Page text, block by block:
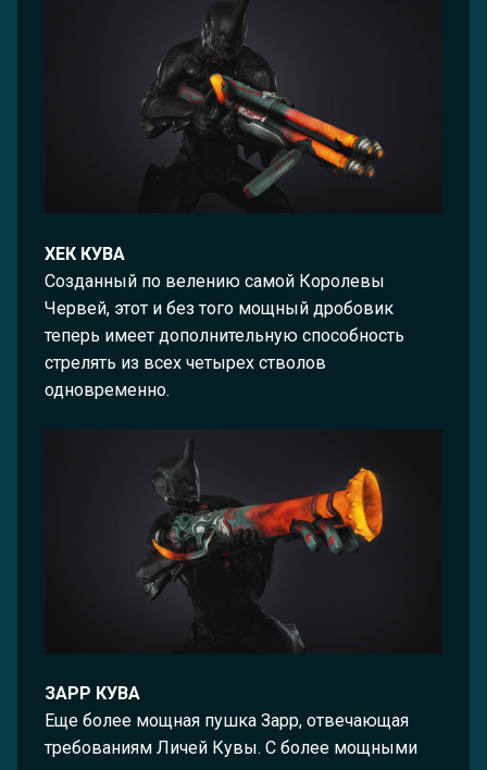
ХЕК КУВА
Созданный по велению самой Королевы
Червей, этот и без того мощный дробовик
теперь имеет дополнительную способность
стрелять из всех четырех стволов
одновременно.
ЗАРР КУВА
Еще более мощная пушка Зарр, отвечающая
требованиям Личей Кувы. С более мощными